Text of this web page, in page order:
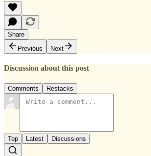
Share
Previous
Next
Discussion about this post
Comments Restacks
Top Latest Discussions